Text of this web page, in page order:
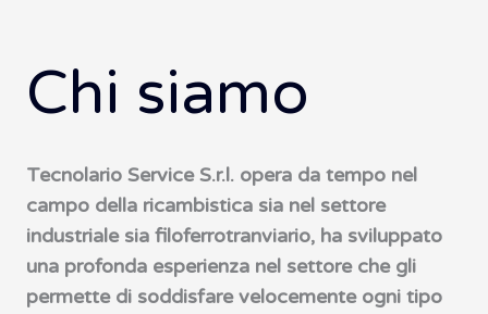
Chi siamo
Tecnolario Service S.r.l. opera da tempo nel
campo della ricambistica sia nel settore
industriale sia filoferrotranviario, ha sviluppato
una profonda esperienza nel settore che gli
permette di soddisfare velocemente ogni tipo